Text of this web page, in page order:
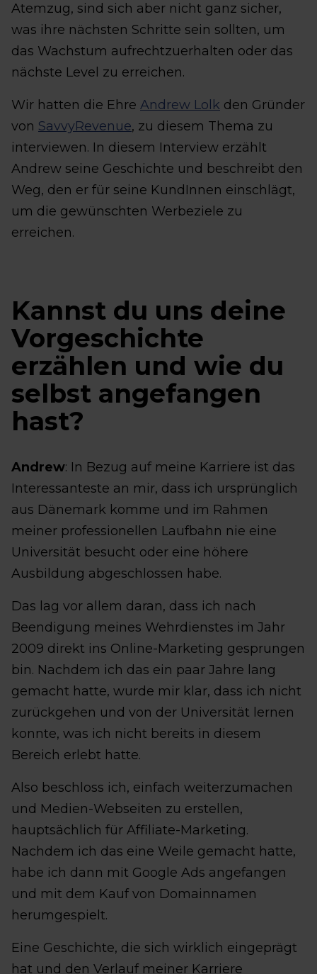
Atemzug, sind sich aber nicht ganz sicher,
was ihre nächsten Schritte sein sollten, um
das Wachstum aufrechtzuerhalten oder das
nächste Level zu erreichen.
Wir hatten die Ehre Andrew Lolk den Gründer
von SavvyRevenue, zu diesem Thema zu
interviewen. In diesem Interview erzählt
Andrew seine Geschichte und beschreibt den
Weg, den er für seine KundInnen einschlägt,
um die gewünschten Werbeziele zu
erreichen.
Kannst du uns deine
Vorgeschichte
erzählen und wie du
selbst angefangen
hast?
Andrew: In Bezug auf meine Karriere ist das
Interessanteste an mir, dass ich ursprünglich
aus Dänemark komme und im Rahmen
meiner professionellen Laufbahn nie eine
Universität besucht oder eine höhere
Ausbildung abgeschlossen habe.
Das lag vor allem daran, dass ich nach
Beendigung meines Wehrdienstes im Jahr
2009 direkt ins Online-Marketing gesprungen
bin. Nachdem ich das ein paar Jahre lang
gemacht hatte, wurde mir klar, dass ich nicht
zurückgehen und von der Universität lernen
konnte, was ich nicht bereits in diesem
Bereich erlebt hatte.
Also beschloss ich, einfach weiterzumachen
und Medien-Webseiten zu erstellen,
hauptsächlich für Affiliate-Marketing.
Nachdem ich das eine Weile gemacht hatte,
habe ich dann mit Google Ads angefangen
und mit dem Kauf von Domainnamen
herumgespielt.
Eine Geschichte, die sich wirklich eingeprägt
hat und den Verlauf meiner Karriere